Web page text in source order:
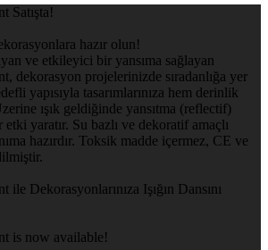
Satışta!
hazır olun!
ve etkileyici bir yansıma sağlayan
dekorasyon projelerinizde sıradanlığa yer
yapısıyla tasarımlarınıza hem derinlik
ışık geldiğinde yansıtma (reflectif)
yaratır. Su bazlı ve dekoratif amaçlı
hazırdır. Toksik madde içermez, CE ve
Dekorasyonlarınıza Işığın Dansını
is now available!